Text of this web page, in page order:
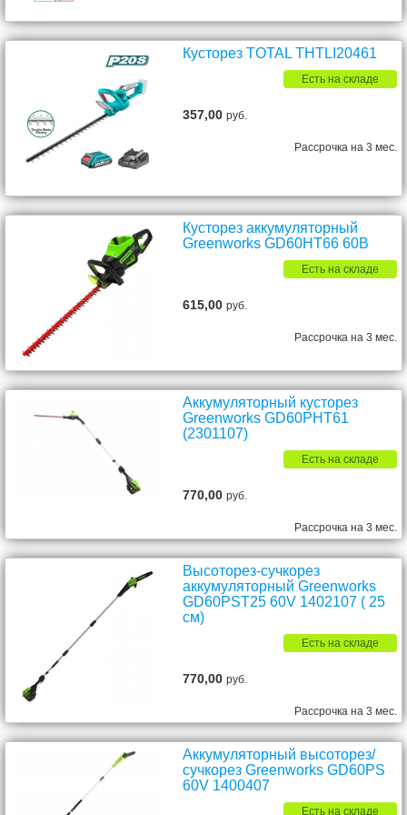
Кусторез TOTAL THTLI20461
Есть на складе
357,00руб.
Рассрочка на 3 мес.
Кусторез аккумуляторный
Greenworks GD60HT66 60В
Есть на складе
615,00руб.
Рассрочка на 3 мес.
Аккумуляторный кусторез
Greenworks GD60PHT61
(2301107)
Есть на складе
770,00руб.
Рассрочка на 3 мес.
Высоторез-сучкорез
аккумуляторный Greenworks
GD60PST25 60V 1402107 ( 25
см)
Есть на складе
770,00руб.
Рассрочка на 3 мес.
Аккумуляторный высоторез/
сучкорез Greenworks GD60PS
60V 1400407
Есть на складе